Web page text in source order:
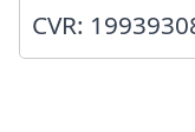
CVR: